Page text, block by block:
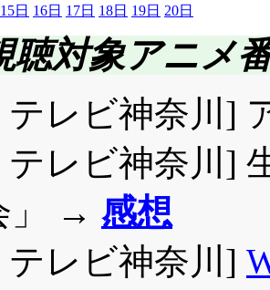
15日 16日 17日 18日 19日 20日
聴対象アニメ
テレビ神奈川]
テレビ神奈川]
」 → 感想
テレビ神奈川]